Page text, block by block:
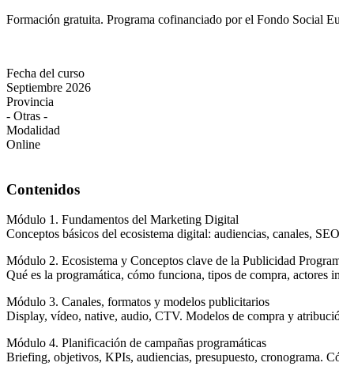
Formación gratuita. Programa cofinanciado por el Fondo Social
Fecha del curso
Septiembre 2026
Provincia
- Otras -
Modalidad
Online
Contenidos
Módulo 1. Fundamentos del Marketing Digital
Conceptos básicos del ecosistema digital: audiencias, canales,
Módulo 2. Ecosistema y Conceptos clave de la Publicidad
Qué es la programática, cómo funciona, tipos de compra, actores
Módulo 3. Canales, formatos y modelos publicitarios
Display, vídeo, native, audio, CTV. Modelos de compra y
Módulo 4. Planificación de campañas programáticas
Briefing, objetivos, KPIs, audiencias, presupuesto, cronograma.